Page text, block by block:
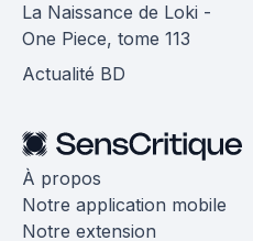
La Naissance de Loki -
One Piece, tome 113
Actualité BD
À propos
Notre application mobile
Notre extension